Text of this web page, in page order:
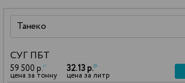
СУГ ПБТ
59 500 р.*
цена за тонну
32.13 р.*
цена за литр